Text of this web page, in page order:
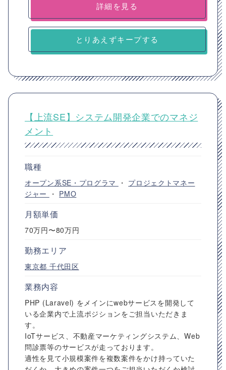
詳細を見る
とりあえずキープする
【上流SE】システム開発企業でのマネジ
メント
職種
オープン系SE・プログラマ ・ プロジェクトマネー
ジャー
・ PMO
月額単価
70万円〜80万円
勤務エリア
東京都 千代田区
業務内容
PHP (Laravel) をメインにwebサービスを開発して
いる企業内で上流ポジションをご担当いただきま
す。
IoTサービス、不動産マーケティングシステム、Web
問診票等のサービスが走っております。
適性を見て小規模案件を複数案件をかけ持っていた